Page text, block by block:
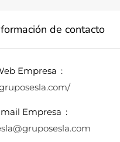
de contacto
Empresa
Empresa